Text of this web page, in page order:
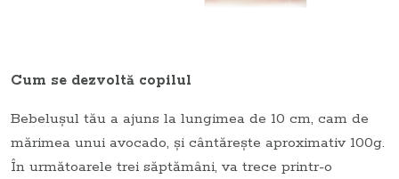
Cum se dezvoltă copilul
Bebeluşul tău a ajuns la lungimea de 10 cm, cam de
mărimea unui avocado, şi cântăreşte aproximativ 100g.
În următoarele trei săptămâni, va trece printr-o